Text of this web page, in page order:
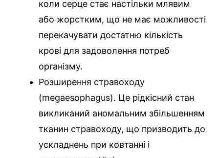
коли серце стає настільки млявим
або жорстким, що не має можливості
перекачувати достатню кількість
крові для задоволення потреб
організму.
Розширення стравоходу
(megaesophagus). Це рідкісний стан
викликаний аномальним збільшенням
тканин стравоходу, що призводить до
ускладнень при ковтанні і